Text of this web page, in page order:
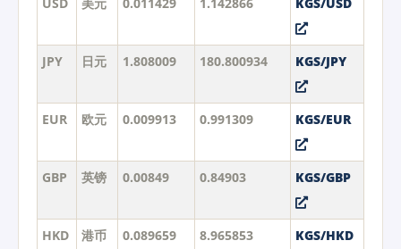
JPY 日元 1.808009 180.800934 KGS/JPY
EUR 欧元 0.009913 0.991309 KGS/EUR
GBP 英镑 0.00849 0.84903 KGS/GBP
HKD 港币 0.089659 8.965853 KGS/HKD